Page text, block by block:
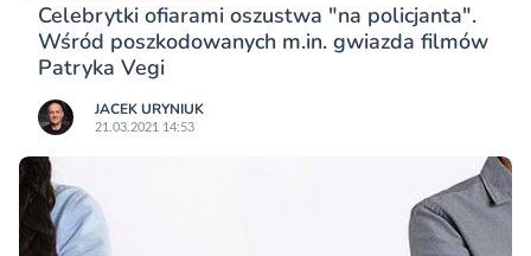
Celebrytki ofiarami oszustwa "na policjanta".
Wśród poszkodowanych m.in. gwiazda filmów
Patryka Vegi
JACEK URYNIUK
21.03.2021 14:53